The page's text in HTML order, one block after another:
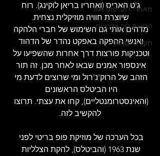
מאמרי רוק, פופ ועוד
חדשות רוק עדכניות
תקליט ישראלי
ג'ט האריס (ואחריו בריאן לוקינג). רוח
שיוצרת חוויה מוזיקלית נצחית.
מדהים אותי גם השימוש של חברי הלהקה
ואנשי ההפקה באפקט נהדר של הדהוד
וטכניקות פורצות דרך אחרות שהשפיעו על
אינספור אמנים שבאו לאחר מכן. זה תור
הזהב של הרוק'נ'רול ומי שרוצים לדעת מי
היו הביטלס הראשונים
(והאינסטרומנטליים), קחו את עצתי. תרוצו
להקשיב לזה.
בכל הערכה של מוזיקת פופ בריטי לפני
שנת 1963 (והביטלס), להקת הצלליות